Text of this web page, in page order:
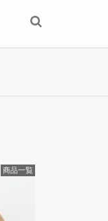
商品一覧